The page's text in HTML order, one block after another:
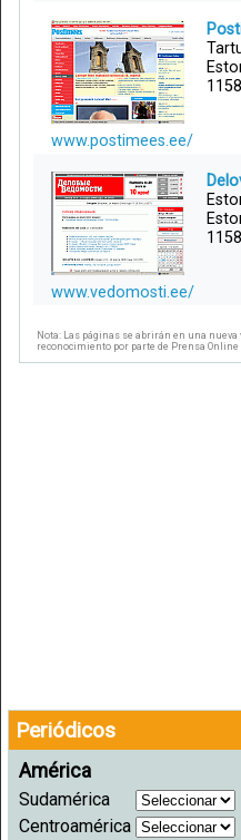
www.postimees.ee/
www.vedomosti.ee/
Nota: Las páginas se abrirán en una
reconocimiento por parte de Prensa Online
Periódicos
América
Sudamérica
Centroamérica